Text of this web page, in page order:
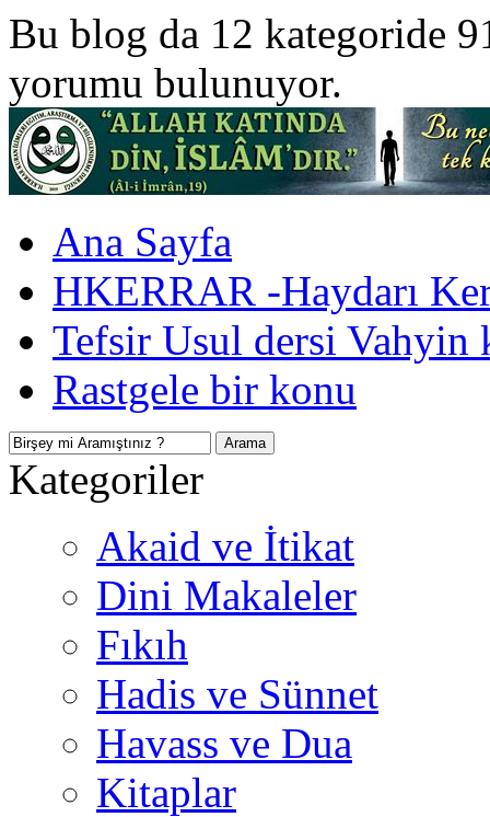
Bu blog da 12 kategoride
yorumu bulunuyor.
Ana Sayfa
HKERRAR -Haydarı
Tefsir Usul dersi Vahyin
Rastgele bir konu
Kategoriler
Akaid ve İtikat
Dini Makaleler
Fıkıh
Hadis ve Sünnet
Havass ve Dua
Kitaplar